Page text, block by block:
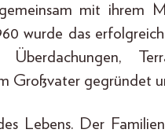
mit ihrem
wurde das
Großvater gegründet
Lebens. Der